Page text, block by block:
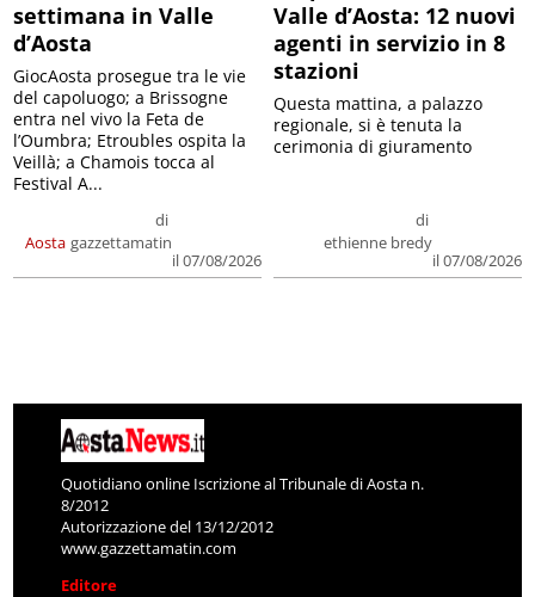
settimana in Valle
d’Aosta
Aosta
di
gazzettamatin
il 07/08/2026
GiocAosta prosegue tra le vie
del capoluogo; a Brissogne
entra nel vivo la Feta de
l’Oumbra; Etroubles ospita la
Veillà; a Chamois tocca al
Festival A...
Valle d’Aosta: 12 nuovi
agenti in servizio in 8
stazioni
di
ethienne bredy
il 07/08/2026
Questa mattina, a palazzo
regionale, si è tenuta la
cerimonia di giuramento
Quotidiano online Iscrizione al Tribunale di Aosta n.
8/2012
Autorizzazione del 13/12/2012
www.gazzettamatin.com
Editore